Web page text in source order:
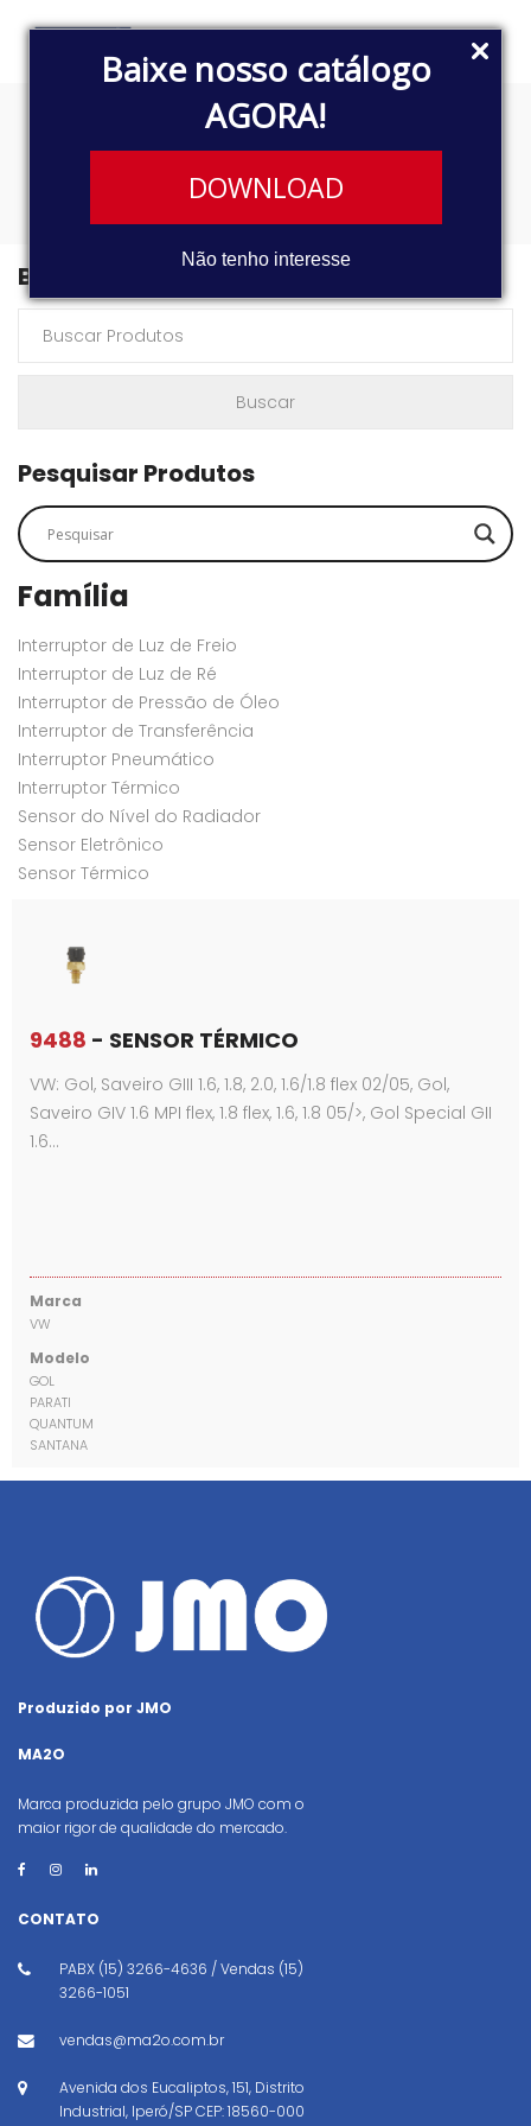
Baixe nosso catálogo
AGORA!
DOWNLOAD
Não tenho interesse
9488
Buscar Produtos
Pesquisar Produtos
Família
Interruptor de Luz de Freio
Interruptor de Luz de Ré
Interruptor de Pressão de Óleo
Interruptor de Transferência
Interruptor Pneumático
Interruptor Térmico
Sensor do Nível do Radiador
Sensor Eletrônico
Sensor Térmico
9488 - SENSOR TÉRMICO
VW: Gol, Saveiro GIII 1.6, 1.8, 2.0, 1.6/1.8 flex 02/05, Gol,
Saveiro GIV 1.6 MPI flex, 1.8 flex, 1.6, 1.8 05/>, Gol Special GII
1.6…
Marca
VW
Modelo
GOL
PARATI
QUANTUM
SANTANA
Produzido por JMO
MA2O
Marca produzida pelo grupo JMO com o
maior rigor de qualidade do mercado.
CONTATO
PABX (15) 3266-4636 / Vendas (15)
3266-1051
vendas@ma2o.com.br
Avenida dos Eucaliptos, 151, Distrito
Industrial, Iperó/SP CEP: 18560-000